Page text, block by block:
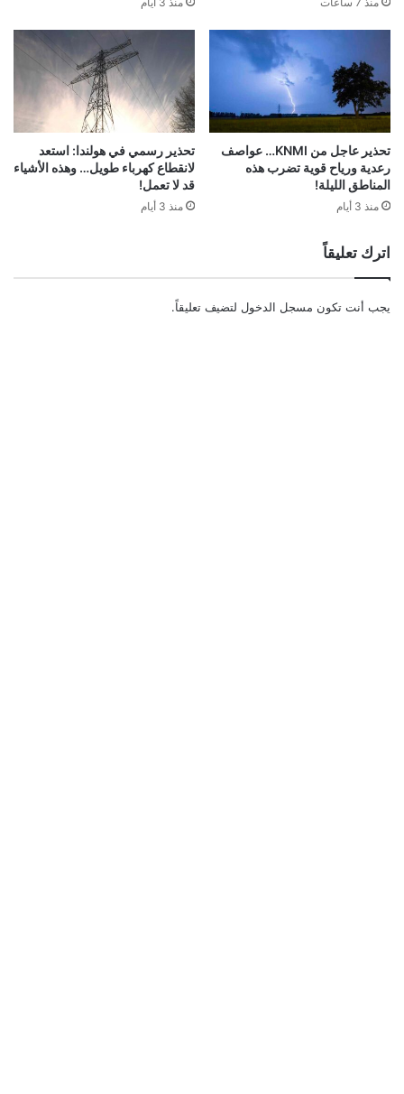
تحذير عاجل من KNMI… عواصف
رعدية ورياح قوية تضرب هذه
المناطق الليلة!
منذ 3 أيام
تحذير رسمي في هولندا: استعد
لانقطاع كهرباء طويل… وهذه الأشياء
قد لا تعمل!
منذ 3 أيام
اترك تعليقاً
يجب أنت تكون مسجل الدخول لتضيف تعليقاً.